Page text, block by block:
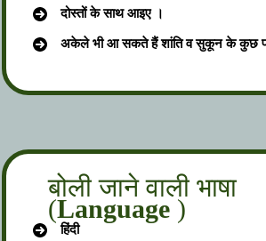
दोस्तों के साथ आइए ।
अकेले भी आ सकते हैं शांति व सुकून के कुछ
बोली जाने वाली भाषा
(Language)
हिंदी